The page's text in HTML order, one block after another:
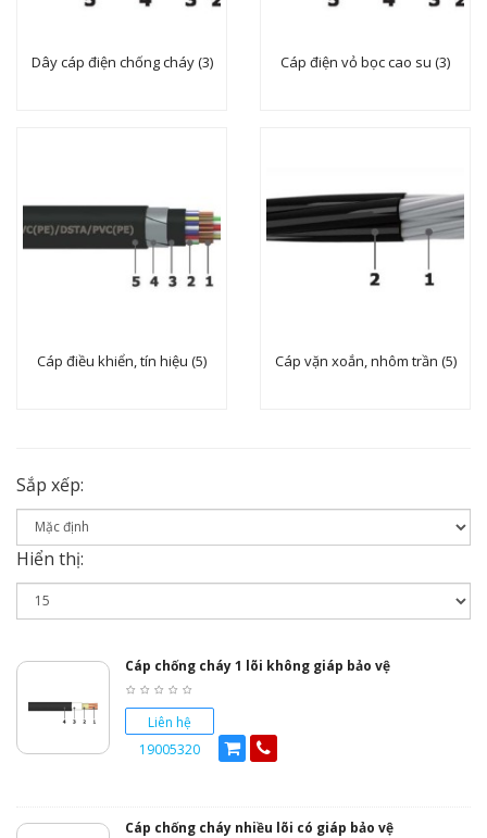
Dây cáp điện chống cháy (3) Cáp điện vỏ bọc cao su (3)
Cáp điều khiển, tín hiệu (5) Cáp vặn xoắn, nhôm trần (5)
Sắp xếp:
Hiển thị:
Cáp chống cháy 1 lõi không giáp bảo vệ
Liên hệ
19005320
Cáp chống cháy nhiều lõi có giáp bảo vệ